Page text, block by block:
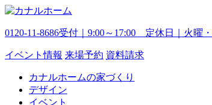
0120-11-8686受付｜9:00～17:00 定休日｜火曜
イベント情報 来場予約 資料請求
カナルホームの家づくり
デザイン
イベント